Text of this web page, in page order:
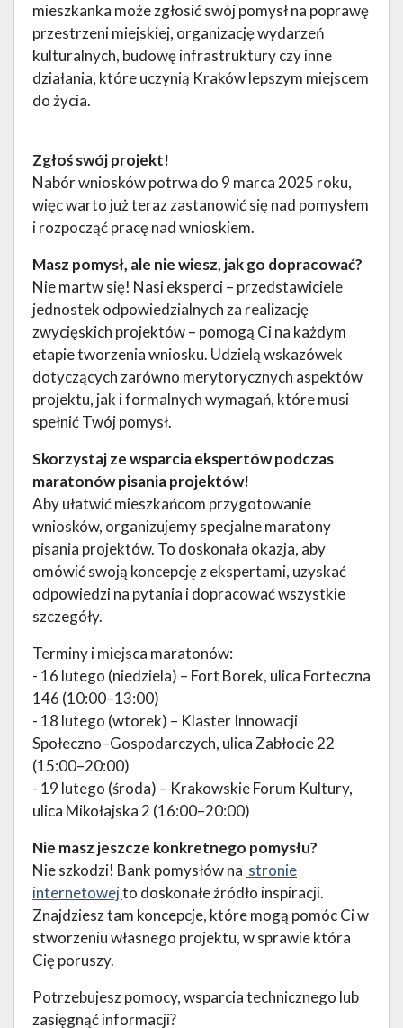
mieszkanka może zgłosić swój pomysł na poprawę
przestrzeni miejskiej, organizację wydarzeń
kulturalnych, budowę infrastruktury czy inne
działania, które uczynią Kraków lepszym miejscem
do życia.
Zgłoś swój projekt!
Nabór wniosków potrwa do 9 marca 2025 roku,
więc warto już teraz zastanowić się nad pomysłem
i rozpocząć pracę nad wnioskiem.
Masz pomysł, ale nie wiesz, jak go dopracować?
Nie martw się! Nasi eksperci – przedstawiciele
jednostek odpowiedzialnych za realizację
zwycięskich projektów – pomogą Ci na każdym
etapie tworzenia wniosku. Udzielą wskazówek
dotyczących zarówno merytorycznych aspektów
projektu, jak i formalnych wymagań, które musi
spełnić Twój pomysł.
Skorzystaj ze wsparcia ekspertów podczas
maratonów pisania projektów!
Aby ułatwić mieszkańcom przygotowanie
wniosków, organizujemy specjalne maratony
pisania projektów. To doskonała okazja, aby
omówić swoją koncepcję z ekspertami, uzyskać
odpowiedzi na pytania i dopracować wszystkie
szczegóły.
Terminy i miejsca maratonów:
- 16 lutego (niedziela) – Fort Borek, ulica Forteczna
146 (10:00–13:00)
- 18 lutego (wtorek) – Klaster Innowacji
Społeczno–Gospodarczych, ulica Zabłocie 22
(15:00–20:00)
- 19 lutego (środa) – Krakowskie Forum Kultury,
ulica Mikołajska 2 (16:00–20:00)
Nie masz jeszcze konkretnego pomysłu?
Nie szkodzi! Bank pomysłów na stronie
internetowejto doskonałe źródło inspiracji.
Znajdziesz tam koncepcje, które mogą pomóc Ci w
stworzeniu własnego projektu, w sprawie która
Cię poruszy.
Potrzebujesz pomocy, wsparcia technicznego lub
zasięgnąć informacji?